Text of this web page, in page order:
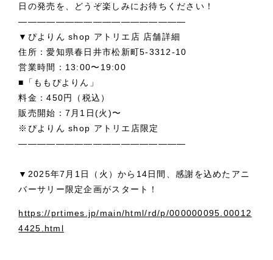
日の発売を、どうぞ楽しみにお待ちください！
――――――――――――――――――
▼ぴよりん shop アトリエ店 店舗詳細
住所：愛知県春⽇井市松新町5-3312-10
営業時間：13:00〜19:00
■「ももぴよりん」
料⾦：450円（税込）
販売開始：7⽉1⽇(火)〜
※ぴよりん shop アトリエ店限定
――――――――――――――――――
▼2025年7月1日（火）から14日間、感謝を込めたアニ
バーサリー限定企画がスタート！
https://prtimes.jp/main/html/rd/p/000000095.00012
4425.html